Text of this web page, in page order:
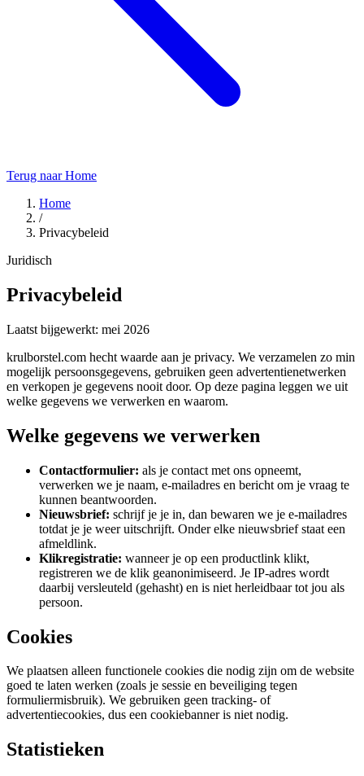
Terug naar Home
Home
/
Privacybeleid
Juridisch
Privacybeleid
Laatst bijgewerkt: mei 2026
krulborstel.com hecht waarde aan je privacy. We verzamelen zo min
mogelijk persoonsgegevens, gebruiken geen advertentienetwerken
en verkopen je gegevens nooit door. Op deze pagina leggen we uit
welke gegevens we verwerken en waarom.
Welke gegevens we verwerken
Contactformulier: als je contact met ons opneemt,
verwerken we je naam, e-mailadres en bericht om je vraag te
kunnen beantwoorden.
Nieuwsbrief: schrijf je je in, dan bewaren we je e-mailadres
totdat je je weer uitschrijft. Onder elke nieuwsbrief staat een
afmeldlink.
Klikregistratie: wanneer je op een productlink klikt,
registreren we de klik geanonimiseerd. Je IP-adres wordt
daarbij versleuteld (gehasht) en is niet herleidbaar tot jou als
persoon.
Cookies
We plaatsen alleen functionele cookies die nodig zijn om de website
goed te laten werken (zoals je sessie en beveiliging tegen
formuliermisbruik). We gebruiken geen tracking- of
advertentiecookies, dus een cookiebanner is niet nodig.
Statistieken